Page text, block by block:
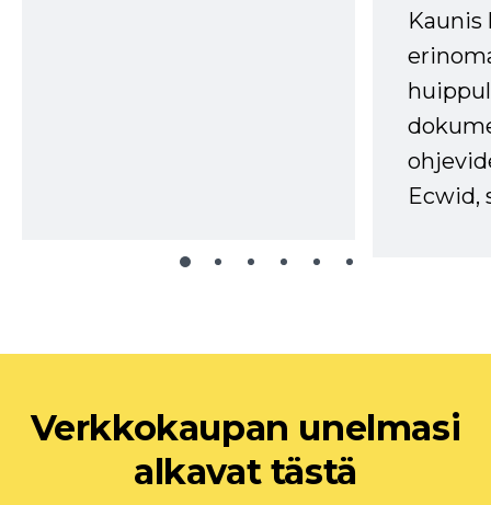
Kaunis
Ecwid,
Verkkokaupan unelmasi
alkavat tästä